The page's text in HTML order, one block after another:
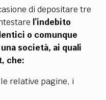
di depositare tre
l’indebito
o comunque
società, ai quali
che:
relative pagine, i